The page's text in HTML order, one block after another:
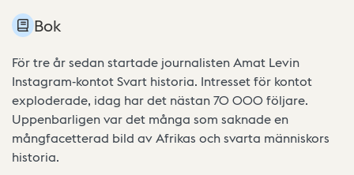
Bok
För tre år sedan startade journalisten Amat Levin
Instagram-kontot Svart historia. Intresset för kontot
exploderade, idag har det nästan 70 000 följare.
Uppenbarligen var det många som saknade en
mångfacetterad bild av Afrikas och svarta människors
historia.